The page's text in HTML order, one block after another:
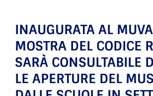
INAUGURATA AL
MOSTRA DEL CODICE
SARÀ CONSULTABILE
LE APERTURE DEL